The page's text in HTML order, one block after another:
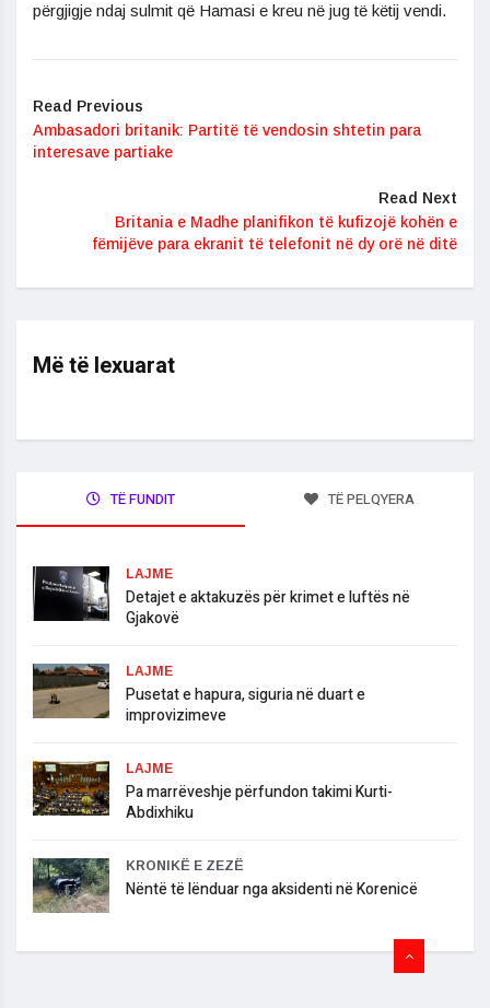
përgjigje ndaj sulmit që Hamasi e kreu në jug të këtij vendi.
Read Previous
Ambasadori britanik: Partitë të vendosin shtetin para
interesave partiake
Read Next
Britania e Madhe planifikon të kufizojë kohën e
fëmijëve para ekranit të telefonit në dy orë në ditë
Më të lexuarat
TË FUNDIT TË PELQYERA
LAJME
Detajet e aktakuzës për krimet e luftës në
Gjakovë
LAJME
Pusetat e hapura, siguria në duart e
improvizimeve
LAJME
Pa marrëveshje përfundon takimi Kurti-
Abdixhiku
KRONIKË E ZEZË
Nëntë të lënduar nga aksidenti në Korenicë